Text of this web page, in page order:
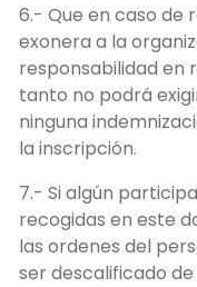
6.- Que en caso de
exonera a la
responsabilidad en
tanto no podrá
ninguna
la inscripción.
7.- Si algún
recogidas en este
las ordenes del
ser descalificado